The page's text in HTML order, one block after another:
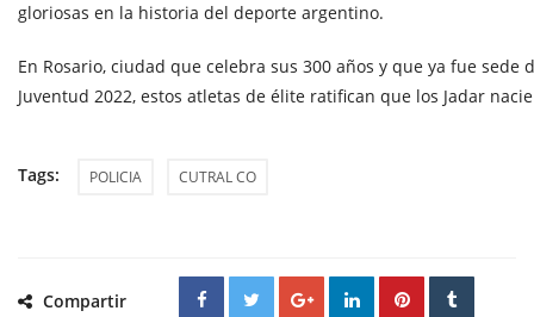
gloriosas en la historia del deporte argentino.
En Rosario, ciudad que celebra sus 300 años y que ya fue sede
Juventud 2022, estos atletas de élite ratifican que los Jadar
Tags: POLICIA CUTRAL CO
Compartir